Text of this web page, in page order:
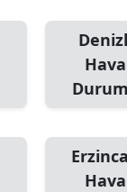
Hava
Hava